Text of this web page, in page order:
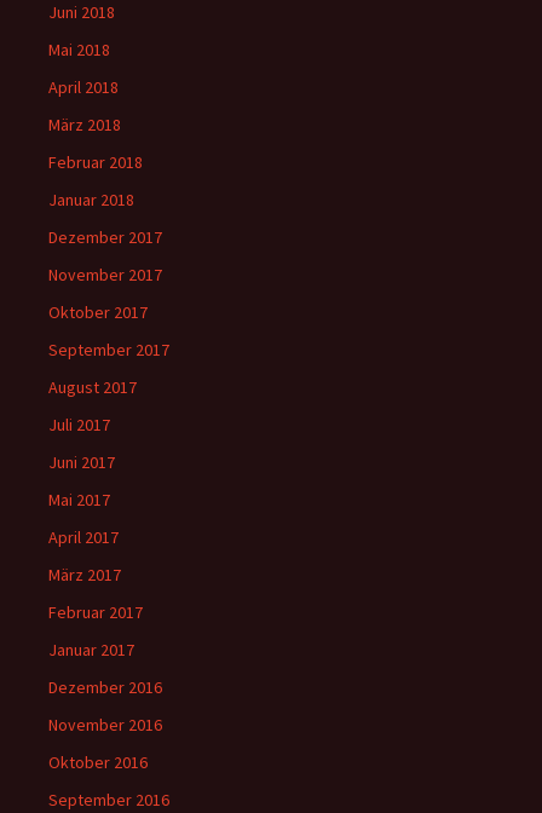
Juni 2018
Mai 2018
April 2018
März 2018
Februar 2018
Januar 2018
Dezember 2017
November 2017
Oktober 2017
September 2017
August 2017
Juli 2017
Juni 2017
Mai 2017
April 2017
März 2017
Februar 2017
Januar 2017
Dezember 2016
November 2016
Oktober 2016
September 2016